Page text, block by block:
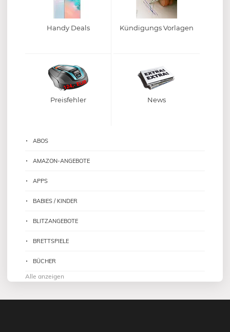
Handy Deals Kündigungs Vorlagen
Preisfehler News
ABOS
AMAZON-ANGEBOTE
APPS
BABIES / KINDER
BLITZANGEBOTE
BRETTSPIELE
BÜCHER
Alle anzeigen